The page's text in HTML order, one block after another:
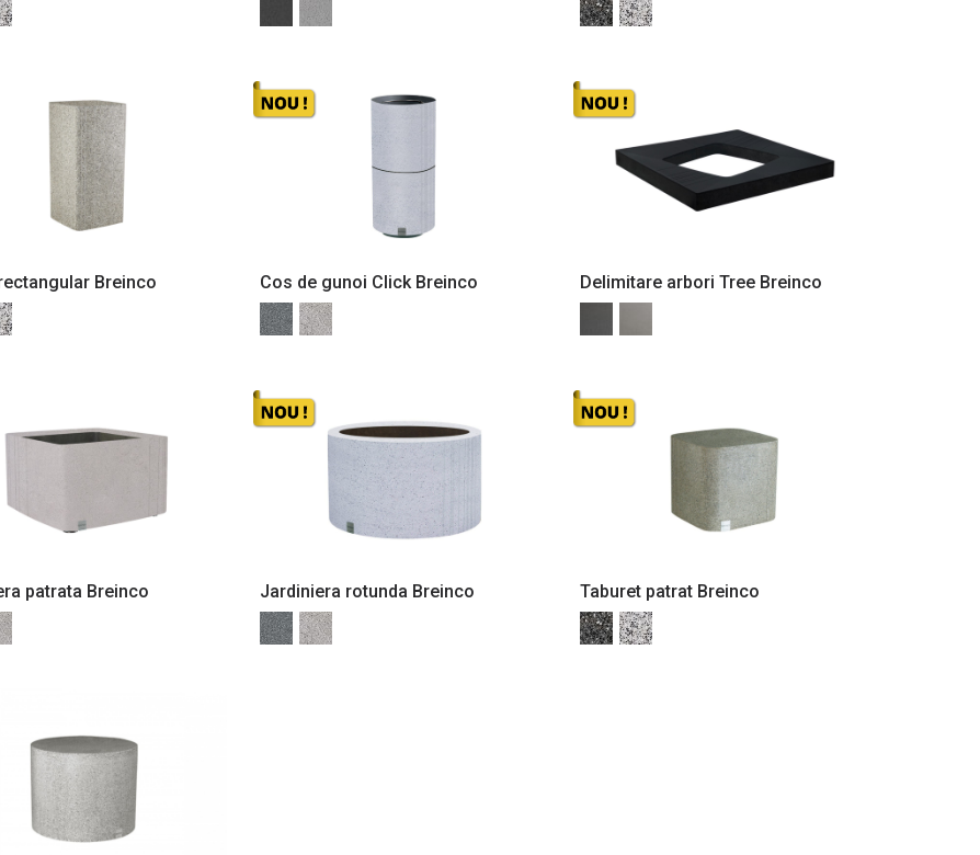
Breinco Cos de gunoi Click Breinco Delimitare arbori Tree Breinco
patrata Breinco Jardiniera rotunda Breinco Taburet patrat Breinco